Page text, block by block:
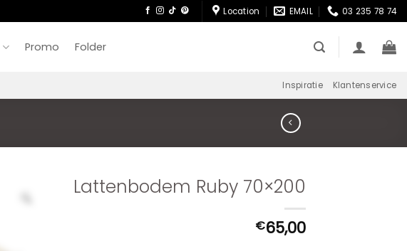
Location EMAIL 03 235 78 74
Promo Folder
Inspiratie Klantenservice
Lattenbodem Ruby 70×200
€65,00